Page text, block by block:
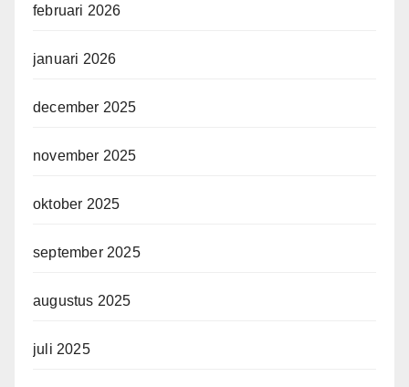
februari 2026
januari 2026
december 2025
november 2025
oktober 2025
september 2025
augustus 2025
juli 2025